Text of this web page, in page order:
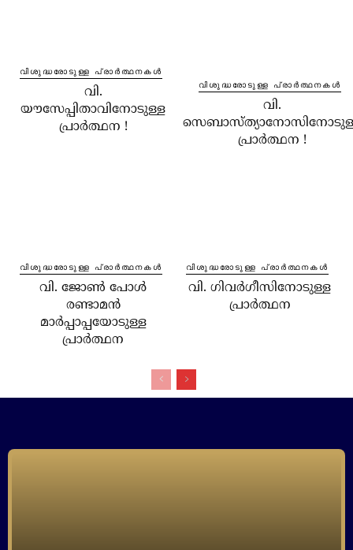
വിശുദ്ധരോടുള്ള പ്രാർത്ഥനകൾ
വി.
യൗസേപ്പിതാവിനോടുള്ള
പ്രാർത്ഥന !
വിശുദ്ധരോടുള്ള പ്രാർത്ഥനകൾ
വി.
പ്രാർത്ഥന !
വിശുദ്ധരോടുള്ള പ്രാർത്ഥനകൾ
വി. ജോൺ പോൾ
രണ്ടാമൻ
മാർപ്പാപ്പയോടുള്ള
പ്രാർത്ഥന
വിശുദ്ധരോടുള്ള പ്രാർത്ഥനകൾ
വി. ഗിവർഗീസിനോടുള്ള
പ്രാർത്ഥന